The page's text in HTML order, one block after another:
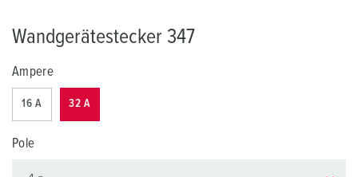
Wandgerätestecker 347
Ampere
16 A 32 A
Pole